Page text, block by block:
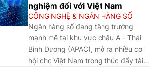
nghiệm đối với Việt Nam
CÔNG NGHỆ & NGÂN HÀNG SỐ
Ngân hàng số đang tăng trưởng
mạnh mẽ tại khu vực châu Á - Thái
Bình Dương (APAC), mở ra nhiều cơ
hội cho Việt Nam trong thúc đẩy tài